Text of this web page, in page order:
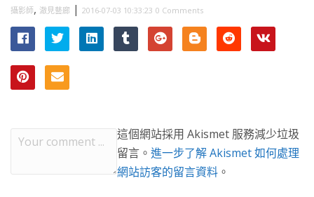
攝影師, 澈見藝廊 | 2016-07-03 10:33:23 0 Comments
這個網站採用 Akismet 服務減少垃圾
留言。 進一步了解 Akismet 如何處理
網站訪客的留言資料 。